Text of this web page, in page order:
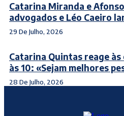
Catarina Miranda e
advogados e Léo Caeiro
29 De Julho, 2026
Catarina Quintas reage
às 10: «Sejam melhores
28 De Julho, 2026